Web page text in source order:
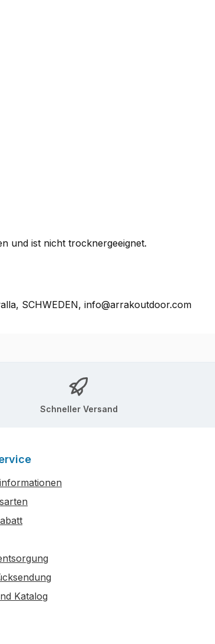
und ist nicht trocknergeeignet.
SCHWEDEN, info@arrakoutdoor.com
Schneller Versand
Katalog